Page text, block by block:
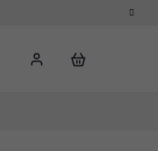
DÁRKOVÝ POUKAZ